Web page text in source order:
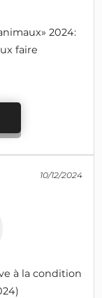
2024:
faire
10/12/2024
à la condition